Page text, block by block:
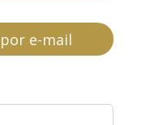
e-mail